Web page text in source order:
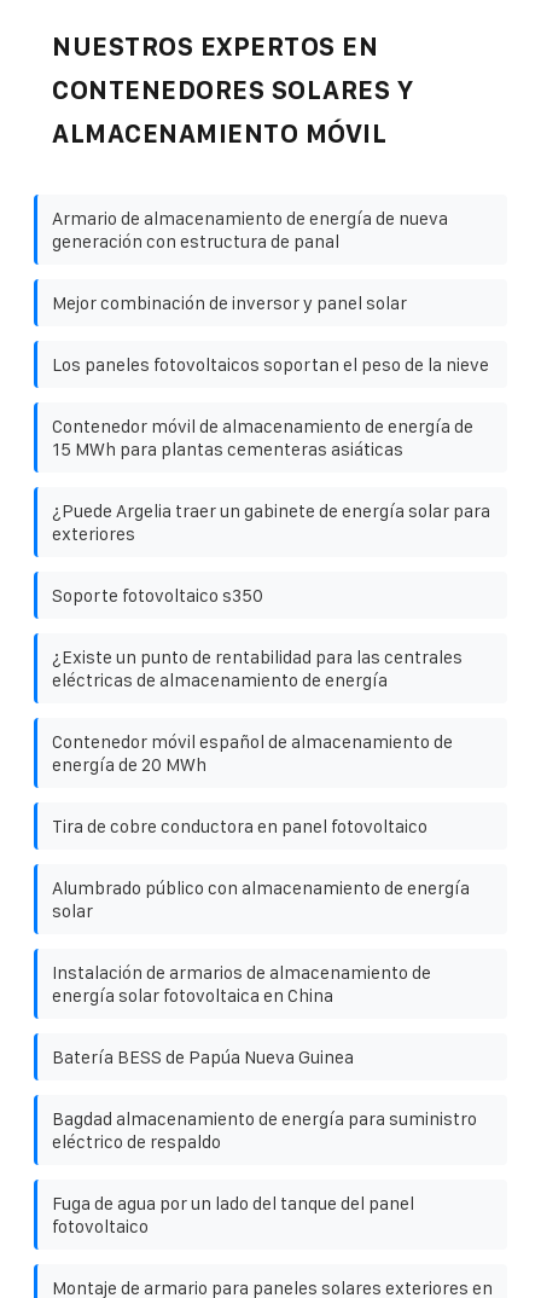
NUESTROS EXPERTOS EN
CONTENEDORES SOLARES Y
ALMACENAMIENTO MÓVIL
Armario de almacenamiento de energía de nueva
generación con estructura de panal
Mejor combinación de inversor y panel solar
Los paneles fotovoltaicos soportan el peso de la nieve
Contenedor móvil de almacenamiento de energía de
15 MWh para plantas cementeras asiáticas
¿Puede Argelia traer un gabinete de energía solar para
exteriores
Soporte fotovoltaico s350
¿Existe un punto de rentabilidad para las centrales
eléctricas de almacenamiento de energía
Contenedor móvil español de almacenamiento de
energía de 20 MWh
Tira de cobre conductora en panel fotovoltaico
Alumbrado público con almacenamiento de energía
solar
Instalación de armarios de almacenamiento de
energía solar fotovoltaica en China
Batería BESS de Papúa Nueva Guinea
Bagdad almacenamiento de energía para suministro
eléctrico de respaldo
Fuga de agua por un lado del tanque del panel
fotovoltaico
Montaje de armario para paneles solares exteriores en